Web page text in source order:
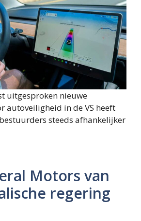
uitgesproken nieuwe
autoveiligheid in de VS heeft
steeds afhankelijker
Motors van
regering